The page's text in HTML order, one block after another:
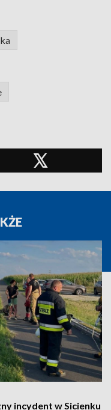
incydent w Sicienku